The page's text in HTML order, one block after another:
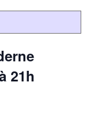
21h